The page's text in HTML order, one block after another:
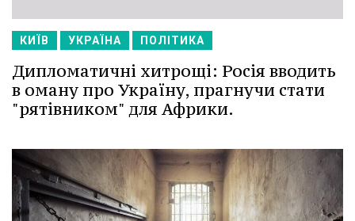
КИЇВ УКРАЇНА ПОЛІТИКА
Дипломатичні хитрощі: Росія вводить
в оману про Україну, прагнучи стати
"рятівником" для Африки.